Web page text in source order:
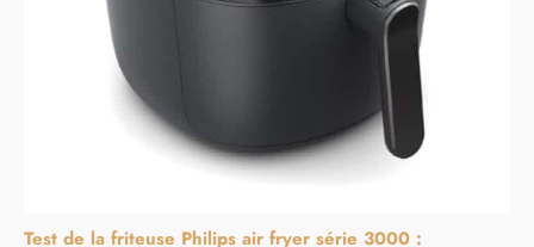
Test de la friteuse Philips air fryer série 3000 :